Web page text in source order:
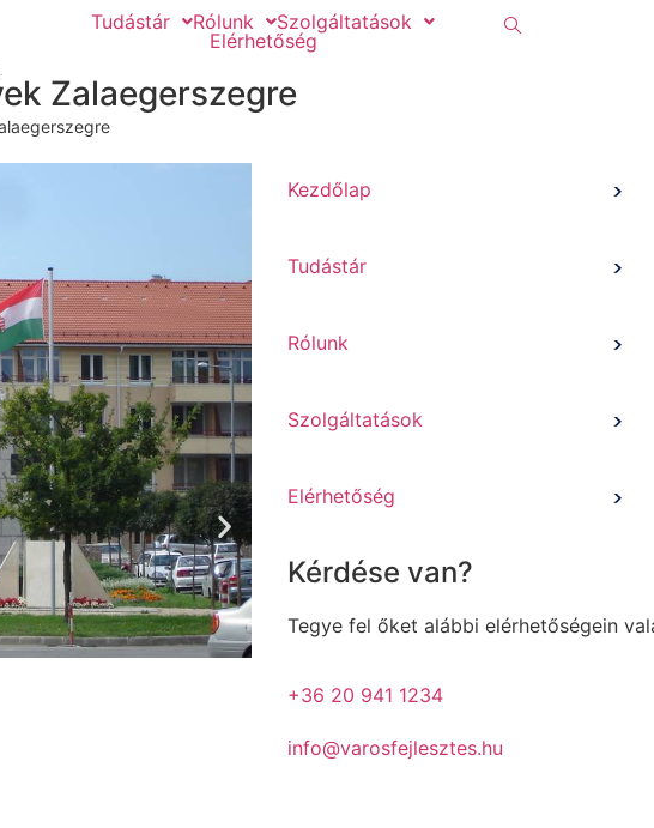
Tudástár Rólunk
Szolgáltatások
Elérhetőség
Zalaegerszegre
Kezdőlap
Tudástár
Rólunk
Szolgáltatások
Elérhetőség
Kérdése van?
Tegye fel őket alábbi elérhetőségein
+36 20 941 1234
info@varosfejlesztes.hu